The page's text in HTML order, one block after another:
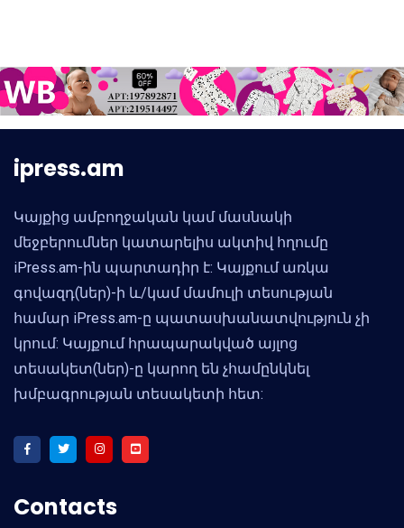
ipress.am
Կայքից ամբողջական կամ մասնակի
մեջբերումներ կատարելիս ակտիվ հղումը
iPress.am-ին պարտադիր է: Կայքում առկա
գովազդ(ներ)-ի և/կամ մամուլի տեսության
համար iPress.am-ը պատասխանատվություն չի
կրում: Կայքում հրապարակված այլոց
տեսակետ(ներ)-ը կարող են չհամընկնել
խմբագրության տեսակետի հետ:
Contacts